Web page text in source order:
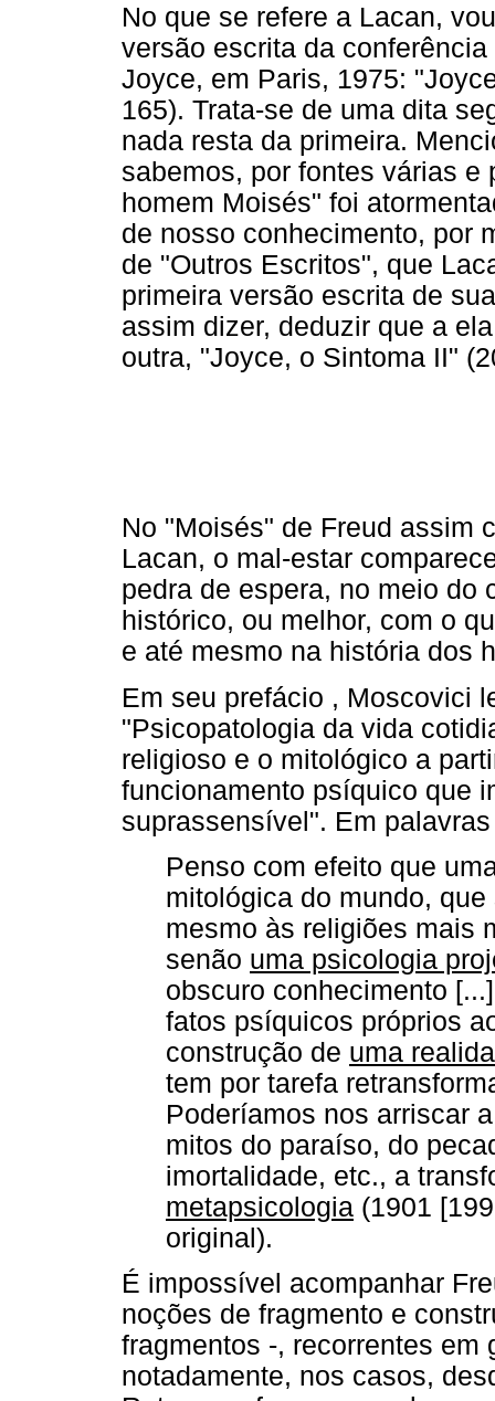
No que se refere a Lacan,
versão escrita da
Joyce, em Paris, 1975:
165). Trata-se de uma dita
nada resta da primeira.
sabemos, por fontes várias e
homem Moisés" foi
de nosso conhecimento, por
de "Outros Escritos", que
primeira versão escrita de
assim dizer, deduzir que a
outra, "Joyce, o Sintoma II"
No "Moisés" de Freud assim
Lacan, o mal-estar
pedra de espera, no meio do
histórico, ou melhor, com o
e até mesmo na história dos
Em seu prefácio , Moscovici
"Psicopatologia da vida
religioso e o mitológico a
funcionamento psíquico que
suprassensível". Em
Penso com efeito que
mitológica do mundo,
mesmo às religiões mais
senão uma psicologia
obscuro conhecimento
fatos psíquicos próprios
construção de uma
tem por tarefa
Poderíamos nos arriscar
mitos do paraíso, do
imortalidade, etc., a
metapsicologia (1901
original).
É impossível acompanhar
noções de fragmento e
fragmentos -, recorrentes em
notadamente, nos casos,